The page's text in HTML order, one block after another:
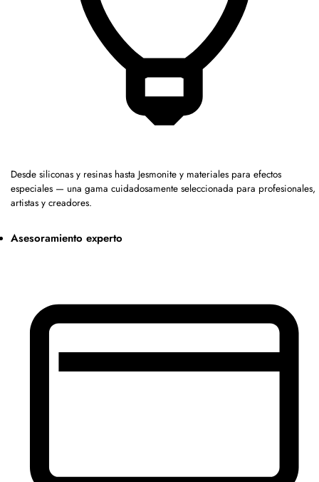
Desde siliconas y resinas hasta Jesmonite y materiales para efectos
especiales — una gama cuidadosamente seleccionada para profesionales,
artistas y creadores.
Asesoramiento experto